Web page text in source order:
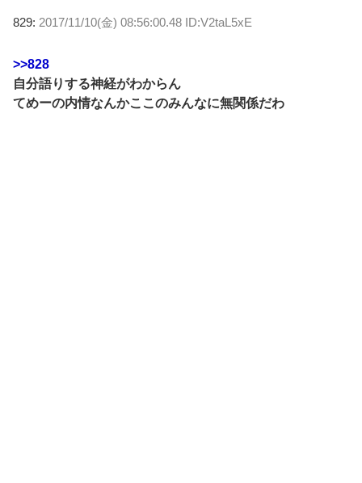
829: 2017/11/10(金) 08:56:00.48 ID:V2taL5xE
>>828
自分語りする神経がわからん
てめーの内情なんかここのみんなに無関係だわ